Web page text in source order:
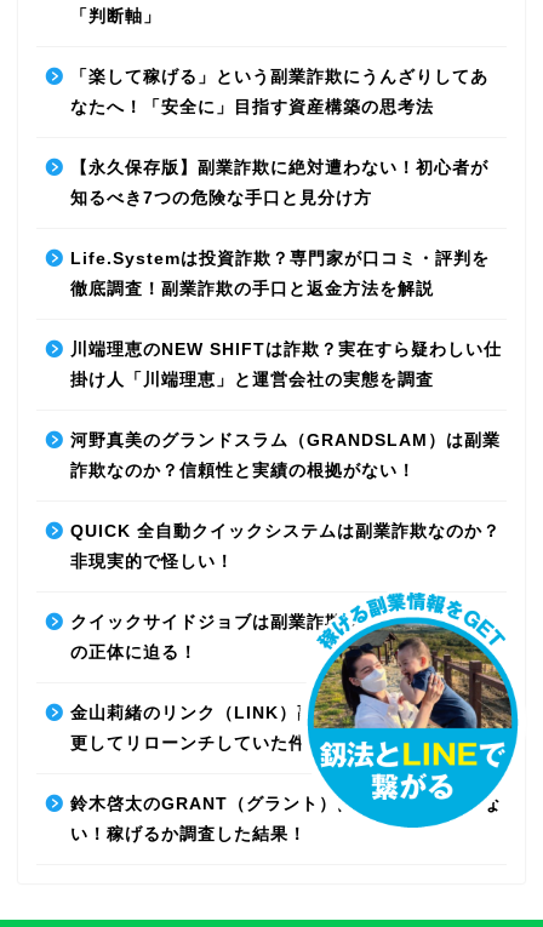
「判断軸」
「楽して稼げる」という副業詐欺にうんざりしてあ
なたへ！「安全に」目指す資産構築の思考法
【永久保存版】副業詐欺に絶対遭わない！初心者が
知るべき7つの危険な手口と見分け方
Life.Systemは投資詐欺？専門家が口コミ・評判を
徹底調査！副業詐欺の手口と返金方法を解説
川端理恵のNEW SHIFTは詐欺？実在すら疑わしい仕
掛け人「川端理恵」と運営会社の実態を調査
河野真美のグランドスラム（GRANDSLAM）は副業
詐欺なのか？信頼性と実績の根拠がない！
QUICK 全自動クイックシステムは副業詐欺なのか？
非現実的で怪しい！
クイックサイドジョブは副業詐欺なのか？最先端AI
の正体に迫る！
金山莉緒のリンク（LINK）副業詐欺！運営会社を変
更してリローンチしていた件！【再編集】
鈴木啓太のGRANT（グラント）は副業詐欺で稼げな
い！稼げるか調査した結果！